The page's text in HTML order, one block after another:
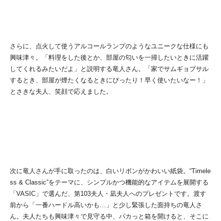
さらに、点火して使うアルコールランプのようなユニークな仕様にも
興味津々。「料理をした後とか、部屋の匂いを一掃したいときに活躍
してくれるみたいだよ」と説明する竜人さん。「家でサムギョプサル
するとき、部屋が煙たくなるときにぴったり！早く使いたいなー！」
とさきな夫人、笑顔で応えました。
次に竜人さんが手に取ったのは、白いリボンがかわいい紙袋。“Timele
ss & Classic”をテーマに、シンプルかつ機能的なアイテムを展開する
「VASIC」で選んだ、第103夫人・凪夫人へのプレゼントです。渡す
前から「一番ハードル高いかも…」と少し緊張した面持ちの竜人さ
ん。夫人たちも興味津々で見守る中、パカっと箱を開けると、そこに